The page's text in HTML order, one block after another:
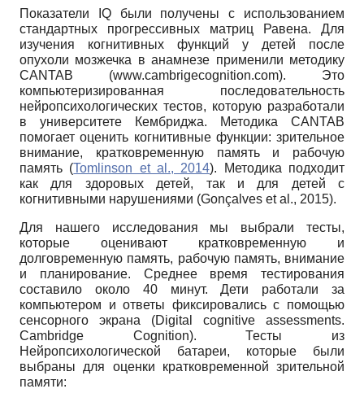
Показатели IQ были получены с использованием
стандартных прогрессивных матриц Равена. Для
изучения когнитивных функций у детей после
опухоли мозжечка в анамнезе применили методику
CANTAB (www.cambrigecognition.com). Это
компьютеризированная последовательность
нейропсихологических тестов, которую разработали
в университете Кембриджа. Методика CANTAB
помогает оценить когнитивные функции: зрительное
внимание, кратковременную память и рабочую
память (Tomlinson et al., 2014). Методика подходит
как для здоровых детей, так и для детей с
когнитивными нарушениями (Gonçalves et al., 2015).
Для нашего исследования мы выбрали тесты,
которые оценивают кратковременную и
долговременную память, рабочую память, внимание
и планирование. Среднее время тестирования
составило около 40 минут. Дети работали за
компьютером и ответы фиксировались с помощью
сенсорного экрана (Digital cognitive assessments.
Cambridge Cognition). Тесты из
Нейропсихологической батареи, которые были
выбраны для оценки кратковременной зрительной
памяти: